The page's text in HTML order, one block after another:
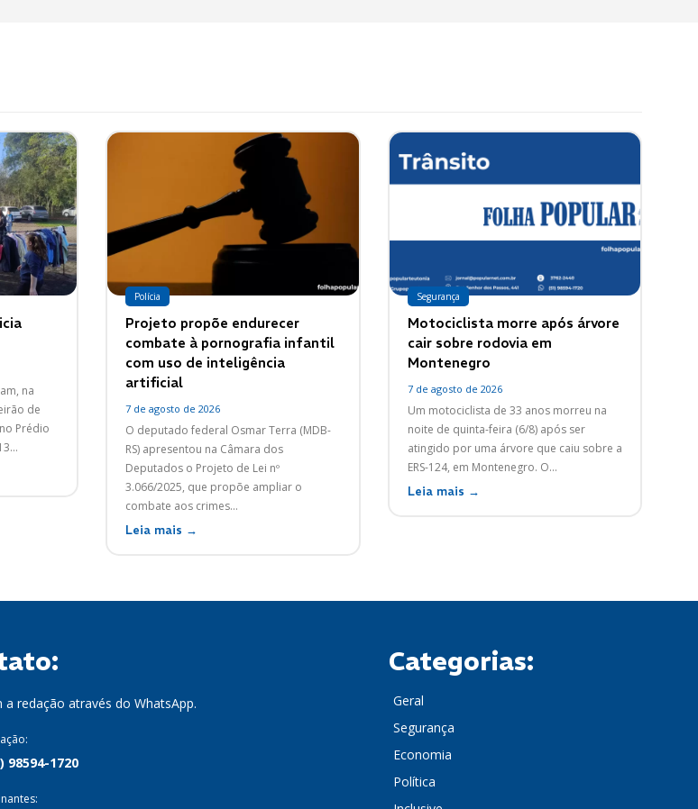
na
de
Prédio
Polícia
Projeto propõe endurecer
combate à pornografia infantil
com uso de inteligência
artificial
7 de agosto de 2026
O deputado federal Osmar Terra (MDB-
RS) apresentou na Câmara dos
Deputados o Projeto de Lei nº
3.066/2025, que propõe ampliar o
combate aos crimes...
Leia mais →
Segurança
Motociclista morre após árvore
cair sobre rodovia em
Montenegro
7 de agosto de 2026
Um motociclista de 33 anos morreu na
noite de quinta-feira (6/8) após ser
atingido por uma árvore que caiu sobre a
ERS-124, em Montenegro. O...
Leia mais →
a redação através do WhatsApp.
98594-1720
Categorias:
Geral
Segurança
Economia
Política